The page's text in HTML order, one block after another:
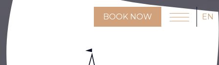
BOOK NOW EN